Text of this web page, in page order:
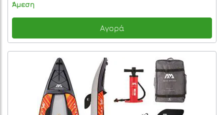
Άμεση
Αγορά